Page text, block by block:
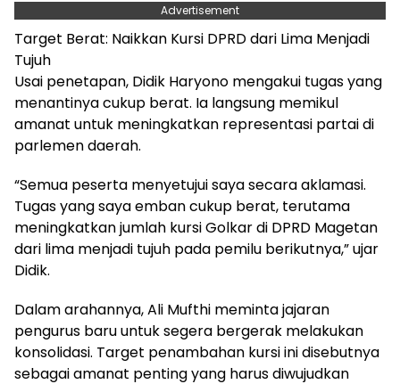
Advertisement
Target Berat: Naikkan Kursi DPRD dari Lima Menjadi
Tujuh
Usai penetapan, Didik Haryono mengakui tugas yang
menantinya cukup berat. Ia langsung memikul
amanat untuk meningkatkan representasi partai di
parlemen daerah.
“Semua peserta menyetujui saya secara aklamasi.
Tugas yang saya emban cukup berat, terutama
meningkatkan jumlah kursi Golkar di DPRD Magetan
dari lima menjadi tujuh pada pemilu berikutnya,” ujar
Didik.
Dalam arahannya, Ali Mufthi meminta jajaran
pengurus baru untuk segera bergerak melakukan
konsolidasi. Target penambahan kursi ini disebutnya
sebagai amanat penting yang harus diwujudkan